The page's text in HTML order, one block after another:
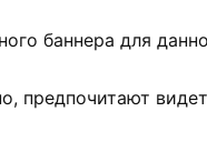
баннера для
предпочитают